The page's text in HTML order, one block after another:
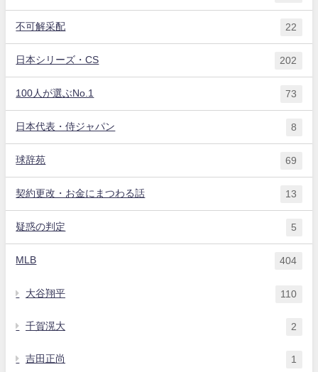
不可解采配 22
日本シリーズ・CS 202
100人が選ぶNo.1 73
日本代表・侍ジャパン 8
球辞苑 69
契約更改・お金にまつわる話 13
疑惑の判定 5
MLB 404
大谷翔平 110
千賀滉大 2
吉田正尚 1